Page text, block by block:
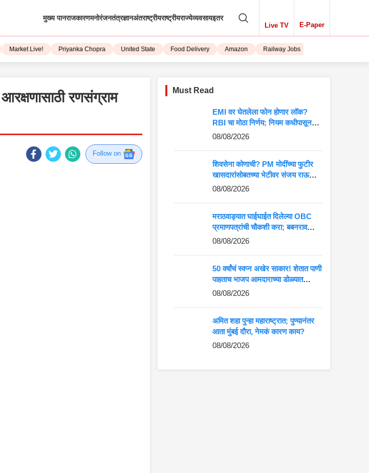
मुख्य पानराजकारणमनोरंजनतंत्रज्ञानअंतराष्ट्रीयराष्ट्रीयराज्येव्यवसायइतर
Live TV E-Paper
Market Live! Priyanka Chopra United State Food Delivery Amazon Railway Jobs
रणसंग्राम
Follow on
Must Read
EMI वर घेतलेला फोन होणार लॉक?
RBI चा मोठा निर्णय; नियम कधीपासून
लागू होणार?
08/08/2026
शिवसेना कोणाची? PM मोदींच्या फुटीर
खासदारांसोबतच्या भेटीवर संजय राऊतांचा
गंभीर आरोप
08/08/2026
मराठवाड्यात घाईघाईत दिलेल्या OBC
प्रमाणपत्रांची चौकशी करा; बबनराव
तायवाडेंच्या कार्यकर्त्यांना थेट सूचना
08/08/2026
50 वर्षांचं स्वप्न अखेर साकार! शेतात पाणी
पाहताच भाजप आमदाराच्या डोळ्यात
आनंदाश्रू; VIDEO व्हायरल
08/08/2026
अमित शहा पुन्हा महाराष्ट्रात; पुण्यानंतर
आता मुंबई दौरा, नेमकं कारण काय?
08/08/2026